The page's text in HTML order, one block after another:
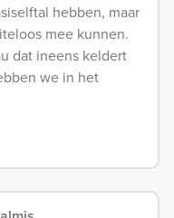
hebben, maar
mee kunnen.
dat ineens keldert
we in het